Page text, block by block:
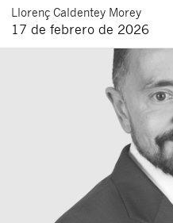
Llorenç Caldentey Morey
17 de febrero de 2026